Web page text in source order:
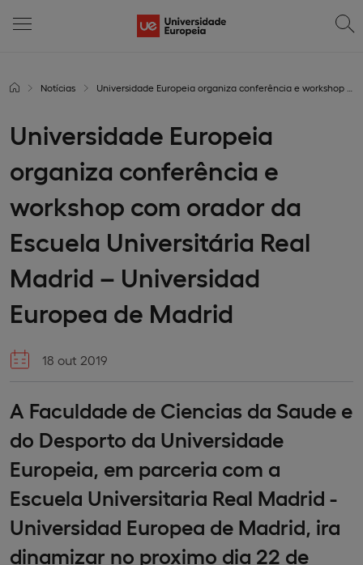
Notícias Universidade Europeia organiza conferência e workshop com orador da Escuela Universitária Real Madrid – Universidad Europea de Madrid
Universidade Europeia
organiza conferência e
workshop com orador da
Escuela Universitária Real
Madrid – Universidad
Europea de Madrid
18 out 2019
A Faculdade de Ciencias da Saude e
do Desporto da Universidade
Europeia, em parceria com a
Escuela Universitaria Real Madrid -
Universidad Europea de Madrid, ira
dinamizar no proximo dia 22 de